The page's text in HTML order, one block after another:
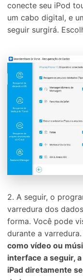
conecte seu iPod
um cabo digital, e
seguir surgirá.
2. A seguir, o
varredura dos
forma. Você pode
durante a varredura.
como vídeo ou
interface a seguir,
iPad diretamente